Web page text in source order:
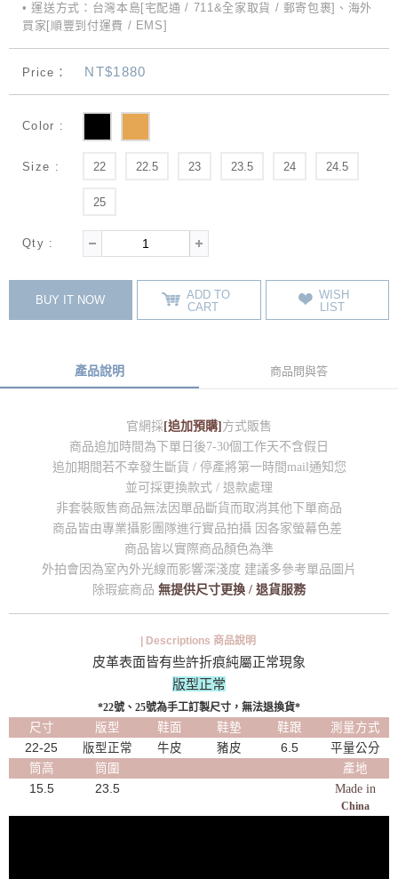
• 運送方式：台灣本島[宅配通 / 711&全家取貨 / 郵寄包裹]、海外
買家[順豐到付運費 / EMS]
Price： NT$1880
Color :
Size : 22 22.5 23 23.5 24 24.5
25
Qty :
BUY IT NOW
ADD TO
CART
WISH
LIST
產品說明 商品問與答
官網採[追加預購]方式販售
商品追加時間為下單日後7-30個工作天不含假日
追加期間若不幸發生斷貨 / 停產將第一時間mail通知您
並可採更換款式 / 退款處理
非套裝販售商品無法因單品斷貨而取消其他下單商品
商品皆由專業攝影團隊進行實品拍攝 因各家螢幕色差
商品皆以實際商品顏色為準
外拍會因為室內外光線而影響深淺度 建議多參考單品圖片
除瑕疵商品 無提供尺寸更換 / 退貨服務
| Descriptions 商品說明
皮革表面皆有些許折痕純屬正常現象
版型正常
*22號、25號為手工訂製尺寸，無法退換貨*
尺寸 版型 鞋面 鞋墊 鞋跟
測量方式
22-25
版型正常 牛皮 豬皮 6.5
平量公分
筒高
筒圍
產地
15.5
23.5 Made in
China